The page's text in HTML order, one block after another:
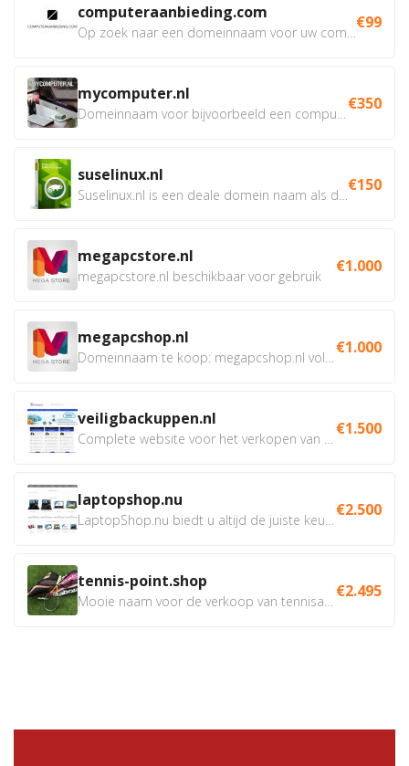
computeraanbieding.com €99
mycomputer.nl €350
suselinux.nl €150
megapcstore.nl
megapcstore.nl beschikbaar voor gebruik
€1.000
megapcshop.nl €1.000
veiligbackuppen.nl €1.500
laptopshop.nu €2.500
tennis-point.shop €2.495